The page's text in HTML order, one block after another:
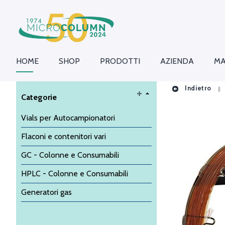
HOME SHOP PRODOTTI AZIENDA
Categorie
Vials per Autocampionatori
Flaconi e contenitori vari
GC - Colonne e Consumabili
HPLC - Colonne e Consumabili
Generatori gas
Indietro